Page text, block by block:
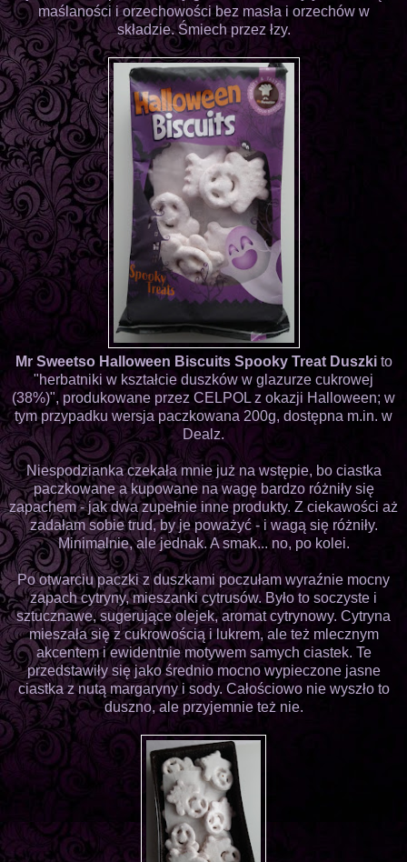
maślaności i orzechowości bez masła i orzechów w
składzie. Śmiech przez łzy.
Mr Sweetso Halloween Biscuits Spooky Treat Duszkito
"herbatniki w kształcie duszków w glazurze cukrowej
(38%)", produkowane przez CELPOL z okazji Halloween; w
tym przypadku wersja paczkowana 200g, dostępna m.in. w
Dealz.
Niespodzianka czekała mnie już na wstępie, bo ciastka
paczkowane a kupowane na wagę bardzo różniły się
zapachem - jak dwa zupełnie inne produkty. Z ciekawości aż
zadałam sobie trud, by je poważyć - i wagą się różniły.
Minimalnie, ale jednak. A smak... no, po kolei.
Po otwarciu paczki z duszkami poczułam wyraźnie mocny
zapach cytryny, mieszanki cytrusów. Było to soczyste i
sztucznawe, sugerujące olejek, aromat cytrynowy. Cytryna
mieszała się z cukrowością i lukrem, ale też mlecznym
akcentem i ewidentnie motywem samych ciastek. Te
przedstawiły się jako średnio mocno wypieczone jasne
ciastka z nutą margaryny i sody. Całościowo nie wyszło to
duszno, ale przyjemnie też nie.